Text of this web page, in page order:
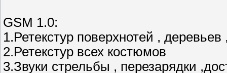
GSM 1.0:
1.Ретекстур поверхнотей ,
2.Ретекстур всех костюмов
3.Звуки стрельбы , перезарядки